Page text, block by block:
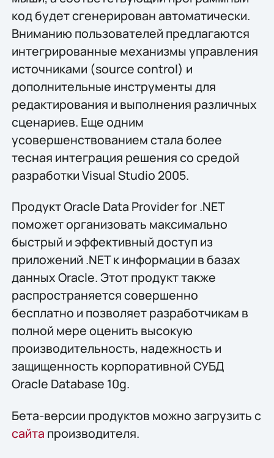
код будет сгенерирован автоматически.
Вниманию пользователей предлагаются
интегрированные механизмы управления
источниками (source control) и
дополнительные инструменты для
редактирования и выполнения различных
сценариев. Еще одним
усовершенствованием стала более
тесная интеграция решения со средой
разработки Visual Studio 2005.
Продукт Oracle Data Provider for .NET
поможет организовать максимально
быстрый и эффективный доступ из
приложений .NET к информации в базах
данных Oracle. Этот продукт также
распространяется совершенно
бесплатно и позволяет разработчикам в
полной мере оценить высокую
производительность, надежность и
защищенность корпоративной СУБД
Oracle Database 10g.
Бета-версии продуктов можно загрузить с
сайта производителя.